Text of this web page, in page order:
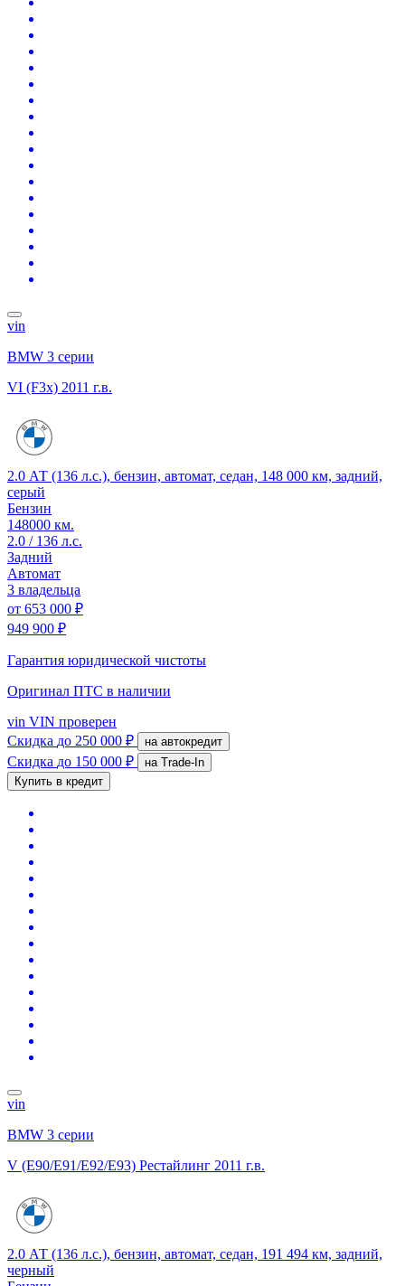
vin
BMW 3 серии
VI (F3x) 2011 г.в.
2.0 АТ (136 л.с.), бензин, автомат, седан, 148 000 км, задний,
серый
Бензин
148000 км.
2.0 / 136 л.с.
Задний
Автомат
3 владельца
от 653 000 ₽
949 900 ₽
Гарантия юридической чистоты
Оригинал ПТС в наличии
vin VIN проверен
Скидка до 250 000 ₽ на автокредит
Скидка до 150 000 ₽
на Trade-In
Купить в кредит
vin
BMW 3 серии
V (E90/E91/E92/E93) Рестайлинг 2011 г.в.
2.0 АТ (136 л.с.), бензин, автомат, седан, 191 494 км, задний,
черный